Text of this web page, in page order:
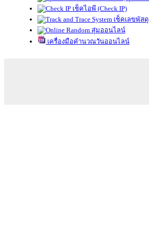
เช็คไอพี (Check IP)
เช็คเลขพัสดุ
สุ่มออนไลน์
เครื่องมือคำนวณวันออนไลน์